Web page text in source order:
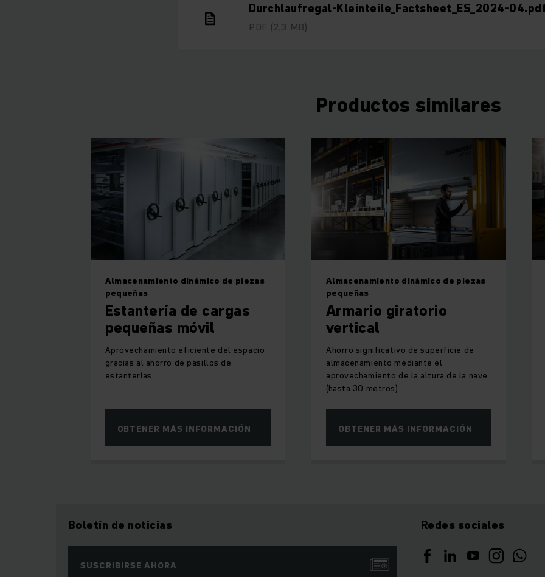
Durchlaufregal-Kleinteile_Factsheet_ES_2024-
PDF (2,3 MB)
Productos similares
Almacenamiento dinámico de piezas
pequeñas
Estantería de cargas
pequeñas móvil
Aprovechamiento eficiente del espacio
gracias al ahorro de pasillos de
estanterías
OBTENER MÁS INFORMACIÓN
Almacenamiento dinámico de piezas
pequeñas
Armario giratorio
vertical
Ahorro significativo de superficie de
almacenamiento mediante el
aprovechamiento de la altura de la nave
(hasta 30 metros)
OBTENER MÁS INFORMACIÓN
Boletín de noticias
SUSCRIBIRSE AHORA
Redes sociales